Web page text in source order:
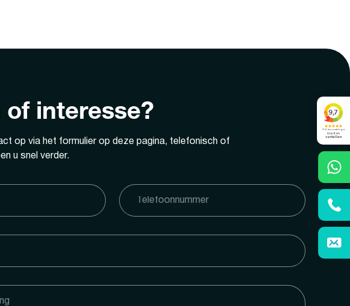
interesse?
op via het formulier op deze pagina, telefonisch of
u snel verder.